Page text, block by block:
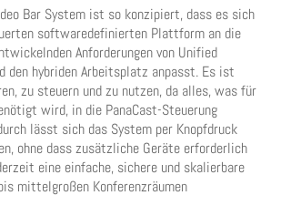
Bar System ist so konzipiert, dass es sich
softwaredefinierten Plattform an die
Anforderungen von Unified
den hybriden Arbeitsplatz anpasst. Es ist
zu steuern und zu nutzen, da alles, was für
wird, in die PanaCast-Steuerung
lässt sich das System per Knopfdruck
ohne dass zusätzliche Geräte erforderlich
eine einfache, sichere und skalierbare
mittelgroßen Konferenzräumen